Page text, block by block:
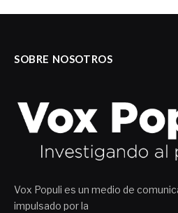
SOBRE NOSOTROS
Vox Populi es un medio de
impulsado por la